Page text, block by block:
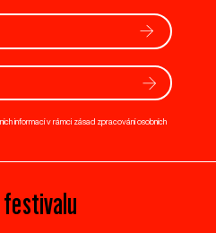
informací v rámci zásad zpracování osobních
festivalu